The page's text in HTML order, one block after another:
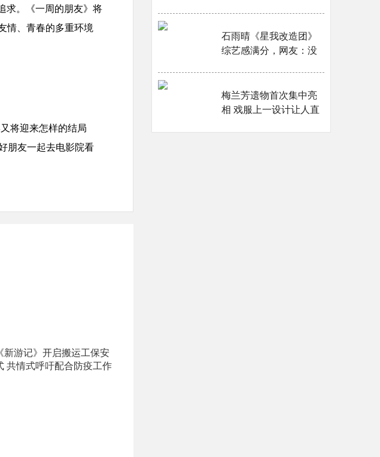
求。《一周的朋友》将
情、青春的多重环境
将迎来怎样的结局
朋友一起去电影院看
新游记》开启搬运工保安
共情式呼吁配合防疫工作
石雨晴《星我改造团》
综艺感满分，网友：没
梅兰芳遗物首次集中亮
相 戏服上一设计让人直